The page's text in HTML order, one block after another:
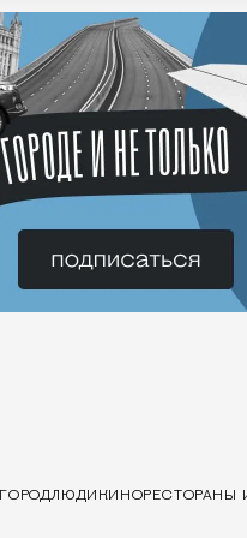
ГОРОДЛЮДИ КИНОРЕСТОРАНЫ